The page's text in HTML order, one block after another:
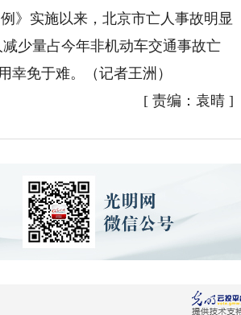
》实施以来，北京市亡人事故明显
少量占今年非机动车交通事故亡
幸免于难。（记者王洲）
[ 责编：袁晴 ]